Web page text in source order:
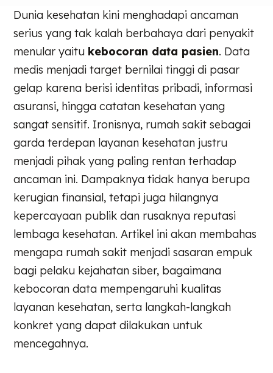
Dunia kesehatan kini menghadapi ancaman
serius yang tak kalah berbahaya dari penyakit
menular yaitu kebocoran data pasien. Data
medis menjadi target bernilai tinggi di pasar
gelap karena berisi identitas pribadi, informasi
asuransi, hingga catatan kesehatan yang
sangat sensitif. Ironisnya, rumah sakit sebagai
garda terdepan layanan kesehatan justru
menjadi pihak yang paling rentan terhadap
ancaman ini. Dampaknya tidak hanya berupa
kerugian finansial, tetapi juga hilangnya
kepercayaan publik dan rusaknya reputasi
lembaga kesehatan. Artikel ini akan membahas
mengapa rumah sakit menjadi sasaran empuk
bagi pelaku kejahatan siber, bagaimana
kebocoran data mempengaruhi kualitas
layanan kesehatan, serta langkah-langkah
konkret yang dapat dilakukan untuk
mencegahnya.